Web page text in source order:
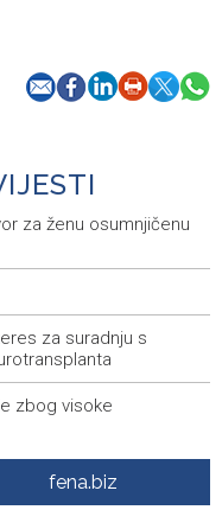
za ženu osumnjičenu
za suradnju s
zbog visoke
ljubitelje
fena.biz